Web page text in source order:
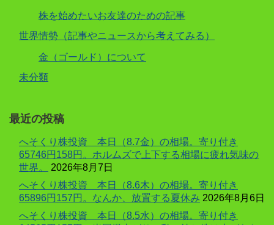
株を始めたいお友達のための記事
世界情勢（記事やニュースから考えてみる）
金（ゴールド）について
未分類
最近の投稿
へそくり株投資 本日（8.7金）の相場。寄り付き
65746円158円。ホルムズで上下する相場に疲れ気味の
世界。
2026年8月7日
へそくり株投資 本日（8.6木）の相場。寄り付き
65896円157円。なんか、放置する夏休み 2026年8月6日
へそくり株投資 本日（8.5水）の相場。寄り付き